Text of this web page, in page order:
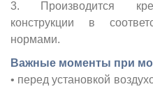
3. Производится
конструкции в
нормами.
Важные моменты при
• перед установкой